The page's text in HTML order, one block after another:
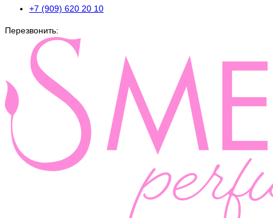
+7 (909) 620 20 10
Перезвонить: